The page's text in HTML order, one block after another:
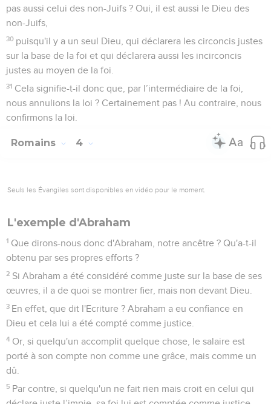
pas aussi celui des non-Juifs ? Oui, il est aussi le Dieu des
non-Juifs,
30 puisqu'il y a un seul Dieu, qui déclarera les circoncis justes
sur la base de la foi et qui déclarera aussi les incirconcis
justes au moyen de la foi.
31 Cela signifie-t-il donc que, par l’intermédiaire de la foi,
nous annulions la loi ? Certainement pas ! Au contraire, nous
confirmons la loi.
Romains 4
Seuls les Évangiles sont disponibles en vidéo pour le moment.
L'exemple d'Abraham
1 Que dirons-nous donc d'Abraham, notre ancêtre ? Qu'a-t-il
obtenu par ses propres efforts ?
2 Si Abraham a été considéré comme juste sur la base de ses
œuvres, il a de quoi se montrer fier, mais non devant Dieu.
3 En effet, que dit l'Ecriture ? Abraham a eu confiance en
Dieu et cela lui a été compté comme justice.
4 Or, si quelqu'un accomplit quelque chose, le salaire est
porté à son compte non comme une grâce, mais comme un
dû.
5 Par contre, si quelqu'un ne fait rien mais croit en celui qui